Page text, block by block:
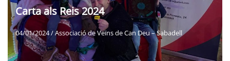
Carta als Reis 2024
04/01/2024/Associació de Veïns de Can Deu – Sabadell